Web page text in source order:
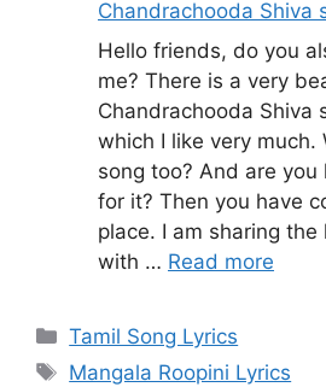
Chandrachooda Shiva
Hello friends, do you
me? There is a very
Chandrachooda Shiva
which I like very much.
song too? And are you
for it? Then you have
place. I am sharing
with … Read more
Categories
Tamil Song Lyrics
Tags
Mangala Roopini Lyrics